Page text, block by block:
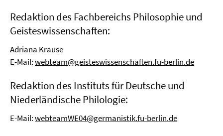
Redaktion des Fachbereichs Philosophie und
Geisteswissenschaften:
Adriana Krause
E-Mail:webteam@geisteswissenschaften.fu-berlin.de
Redaktion des Instituts für Deutsche und
Niederländische Philologie:
E-Mail:webteamWE04@germanistik.fu-berlin.de